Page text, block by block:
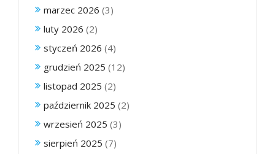
marzec 2026 (3)
luty 2026 (2)
styczeń 2026 (4)
grudzień 2025 (12)
listopad 2025 (2)
październik 2025 (2)
wrzesień 2025 (3)
sierpień 2025 (7)